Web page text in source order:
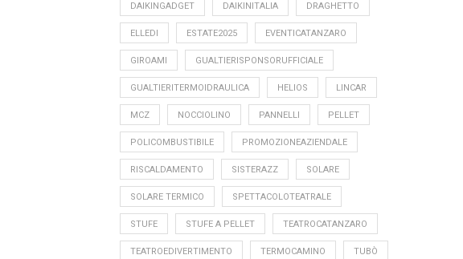
DAIKINGADGET DAIKINITALIA DRAGHETTO
ELLEDI ESTATE2025 EVENTICATANZARO
GIROAMI GUALTIERISPONSORUFFICIALE
GUALTIERITERMOIDRAULICA HELIOS LINCAR
MCZ NOCCIOLINO PANNELLI PELLET
POLICOMBUSTIBILE PROMOZIONEAZIENDALE
RISCALDAMENTO SISTERAZZ SOLARE
SOLARE TERMICO SPETTACOLOTEATRALE
STUFE STUFE A PELLET TEATROCATANZARO
TEATROEDIVERTIMENTO TERMOCAMINO TUBÒ